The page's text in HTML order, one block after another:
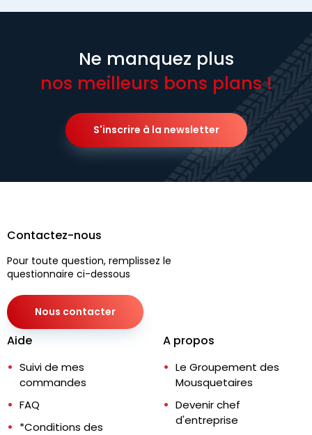
Ne manquez plus
nos meilleurs bons plans !
S'inscrire à la newsletter
Contactez-nous
Pour toute question, remplissez le
questionnaire ci-dessous
Nous contacter
Aide
Suivi de mes
commandes
FAQ
*Conditions des
A propos
Le Groupement des
Mousquetaires
Devenir chef
d'entreprise